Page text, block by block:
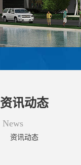
资讯动态
News
资讯动态